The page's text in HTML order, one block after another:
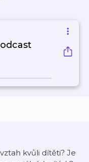
kvůli dítěti? Je